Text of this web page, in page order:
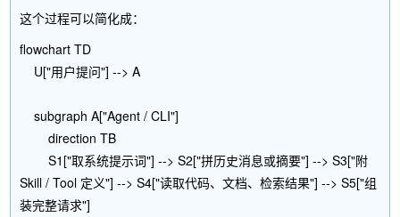
这个过程可以简化成：
flowchart TD
    subgraph A["Agent / CLI"]
        direction TB
        S1["取系统提示词"] --> S2["拼历史消息或摘要"] --> S3["附
Skill / Tool 定义"] --> S4["读取代码、文档、检索结果"] --> S5["组
装完整请求"]